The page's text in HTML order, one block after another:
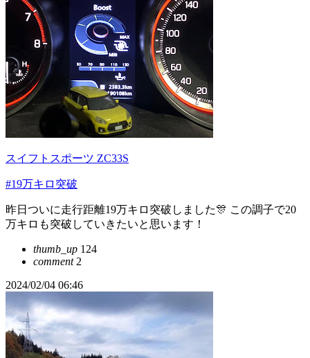
スイフトスポーツ ZC33S
#19万キロ突破
昨日ついに走行距離19万キロ突破しました🎊 この調子で20
万キロも突破していきたいと思います！
thumb_up 124
comment2
2024/02/04 06:46